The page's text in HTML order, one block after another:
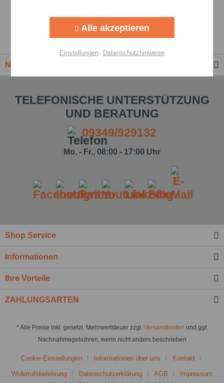
Beste Markenqualität
Newsletter
TELEFONISCHE UNTERSTÜTZUNG
UND BERATUNG
09349/929132
Mo. - Fr., 08:00 - 17:00 Uhr
Shop Service
Informationen
Ihre Vorteile
ZAHLUNGSARTEN
* Alle Preise inkl. gesetzl. Mehrwertsteuer zzgl. Versandkosten und ggf.
Nachnahmegebühren, wenn nicht anders beschrieben
Cookie-Einstellungen Informationen über uns Kontakt
Widerrufsbelehrung Datenschutzerklärung AGB
Impressum
Personalisierung Aktiv
Einstellungen speichern
Alle akzeptieren
Einstellungen Datenschutzhinweise